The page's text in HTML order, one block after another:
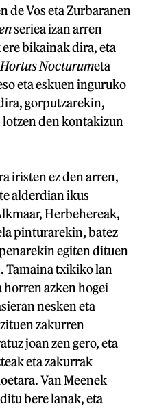
de Vos eta Zurbaranen
seriea izan arren
bikainak dira, eta
Hortus Nocturumeta
eta eskuen inguruko
gorputzarekin,
den kontakizun
iristen ez den arren,
alderdian ikus
Herbehereak,
pinturarekin, batez
egiten dituen
Tamaina txikiko lan
azken hogei
nesken eta
zakurren
joan zen gero, eta
eta zakurrak
Van Meenek
bere lanak, eta